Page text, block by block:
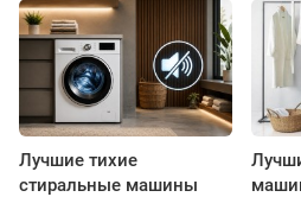
Лучшие тихие
стиральные машины